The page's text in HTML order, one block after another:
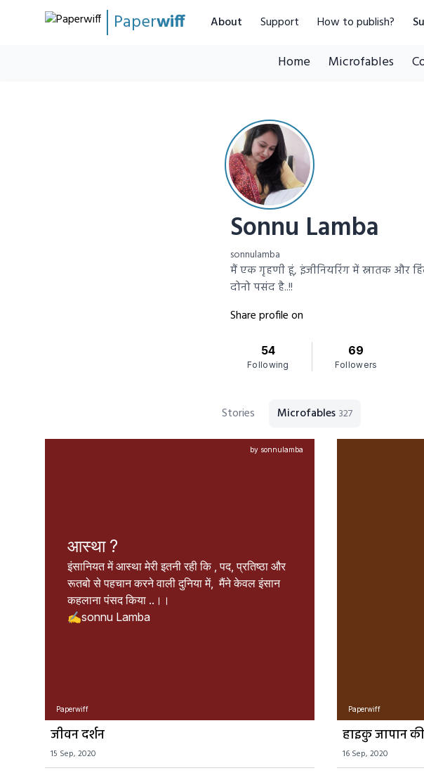
Paperwiff About Support How to publish?
Home Microfables
Sonnu Lamba
sonnulamba
मैं एक गृहणी हूं, इंजीनियरिंग में स्नातक और
दोनो पसंद है..!!
Share profile on
54
Following
69
Followers
Stories Microfables 327
आस्था ?
इंसानियत में आस्था मेरी इतनी रही कि , पद, प्रतिष्ठा और
रूतबो से पहचान करने वाली दुनिया में,  मैंने केवल इंसान
कहलाना पंसद किया ..।।
✍️sonnu Lamba
Paperwiff
by sonnulamba
जीवन दर्शन
15 Sep, 2020
Paperwiff
हाइकु जापान
16 Sep, 2020